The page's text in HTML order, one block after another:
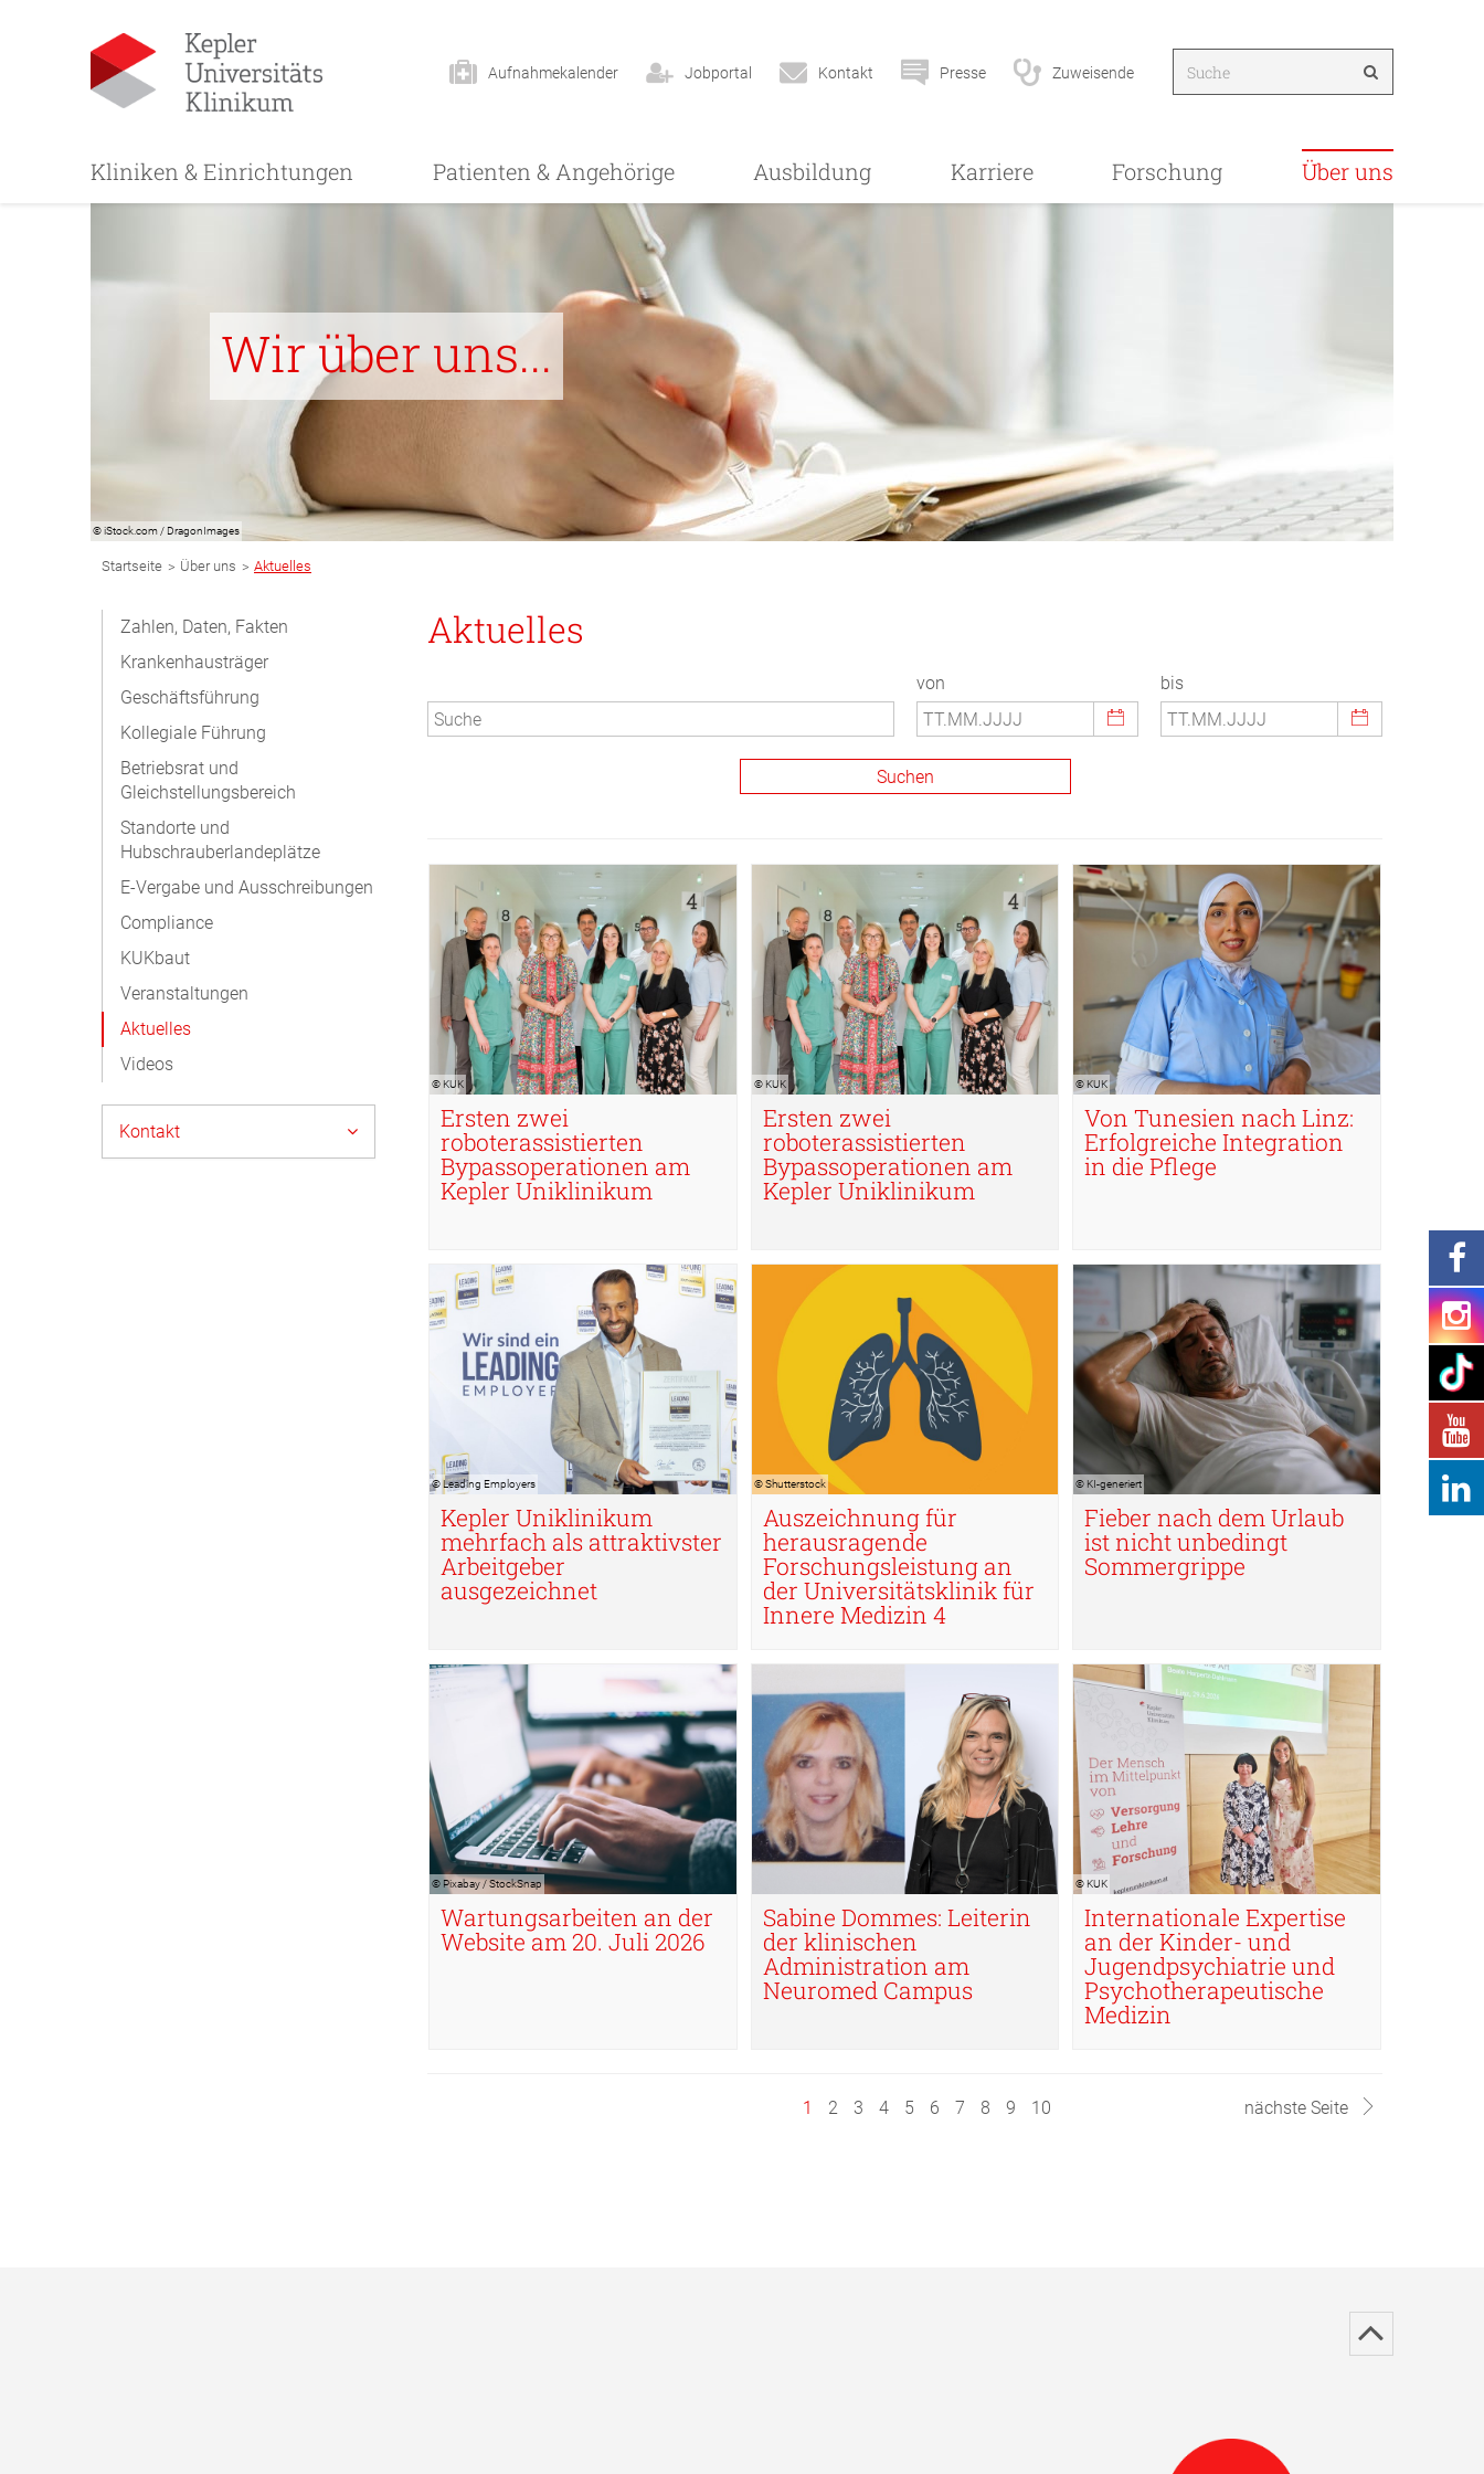
Aufnahmekalender Jobportal Kontakt Presse Zuweisende
Kliniken & Einrichtungen Patienten & Angehörige Ausbildung Karriere Forschung Über uns
Wir über uns...
© iStock.com / DragonImages
Breadcrumb
Navigation
Startseite > Über uns > Aktuelles
Subnavigation
Desktop
Zahlen, Daten, Fakten
Krankenhausträger
Geschäftsführung
Kollegiale Führung
Betriebsrat und
Gleichstellungsbereich
Standorte und
Hubschrauberlandeplätze
E-Vergabe und Ausschreibungen
Compliance
KUKbaut
Veranstaltungen
Aktuelles
Videos
Kontakt
Aktuelles
von bis
© KUK
Ersten zwei
roboterassistierten
Bypassoperationen am
Kepler Uniklinikum
© KUK
Ersten zwei
roboterassistierten
Bypassoperationen am
Kepler Uniklinikum
© KUK
Von Tunesien nach Linz:
Erfolgreiche Integration
in die Pflege
© Leading Employers
Kepler Uniklinikum
mehrfach als attraktivster
Arbeitgeber
ausgezeichnet
© Shutterstock
Auszeichnung für
herausragende
Forschungsleistung an
der Universitätsklinik für
Innere Medizin 4
© KI-generiert
Fieber nach dem Urlaub
ist nicht unbedingt
Sommergrippe
© Pixabay / StockSnap
Wartungsarbeiten an der
Website am 20. Juli 2026
Sabine Dommes: Leiterin
der klinischen
Administration am
Neuromed Campus
© KUK
Internationale Expertise
an der Kinder- und
Jugendpsychiatrie und
Psychotherapeutische
Medizin
1 2 3 4 5 6 7 8 9 10 nächste Seite